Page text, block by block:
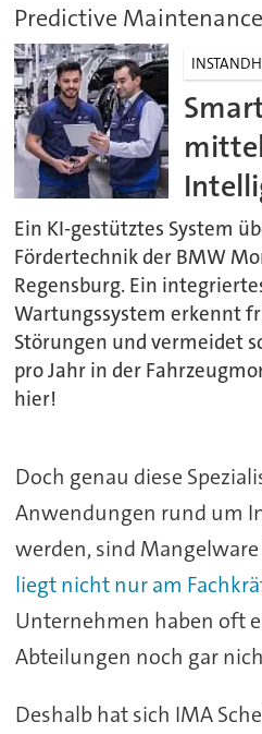
Predictive Maintenance
Ein KI-gestütztes System
Fördertechnik der BMW
Regensburg. Ein
Wartungssystem erkennt
Störungen und vermeidet
pro Jahr in der
hier!
Doch genau diese
Anwendungen rund um
werden, sind
liegt nicht nur am
Unternehmen haben oft
Abteilungen noch gar
Deshalb hat sich IMA